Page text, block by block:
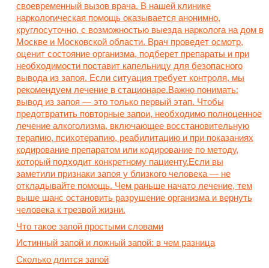
Что такое запой простыми словами
Истинный запой и ложный запой: в чем разница
Сколько длится запой